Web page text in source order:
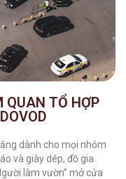
QUAN TỔ HỢP
dành cho mọi nhóm
và giày dép, đồ gia
làm vườn” mở cửa